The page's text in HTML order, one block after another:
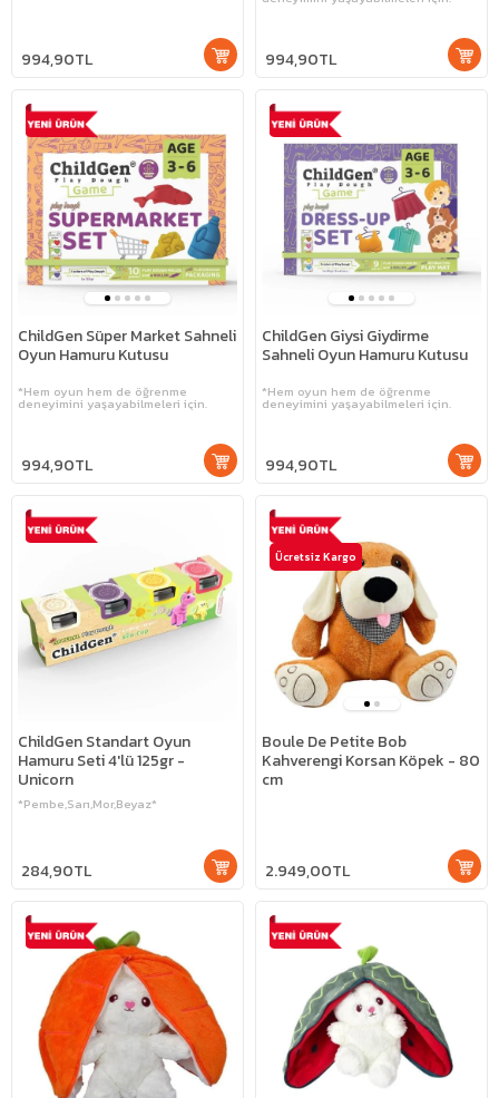
994,90TL 994,90TL
ChildGen Süper Market Sahneli
Oyun Hamuru Kutusu
*Hem oyun hem de öğrenme
deneyimini yaşayabilmeleri için.
994,90TL
ChildGen Giysi Giydirme
Sahneli Oyun Hamuru Kutusu
*Hem oyun hem de öğrenme
deneyimini yaşayabilmeleri için.
994,90TL
ChildGen Standart Oyun
Hamuru Seti 4'lü 125gr -
Unicorn
*Pembe,Sarı,Mor,Beyaz*
284,90TL
Boule De Petite Bob
Kahverengi Korsan Köpek - 80
cm
2.949,00TL
Ücretsiz Kargo